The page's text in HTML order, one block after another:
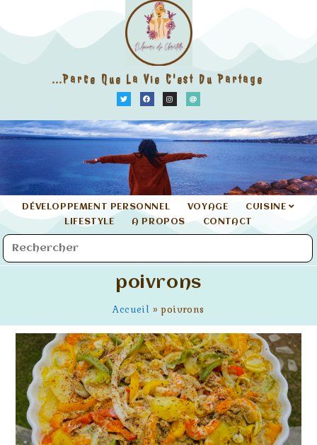
...parce Que La Vie C'est Du Partage
DÉVELOPPEMENT PERSONNEL VOYAGE
CUISINE
LIFESTYLE
A PROPOS CONTACT
poivrons
Accueil »poivrons